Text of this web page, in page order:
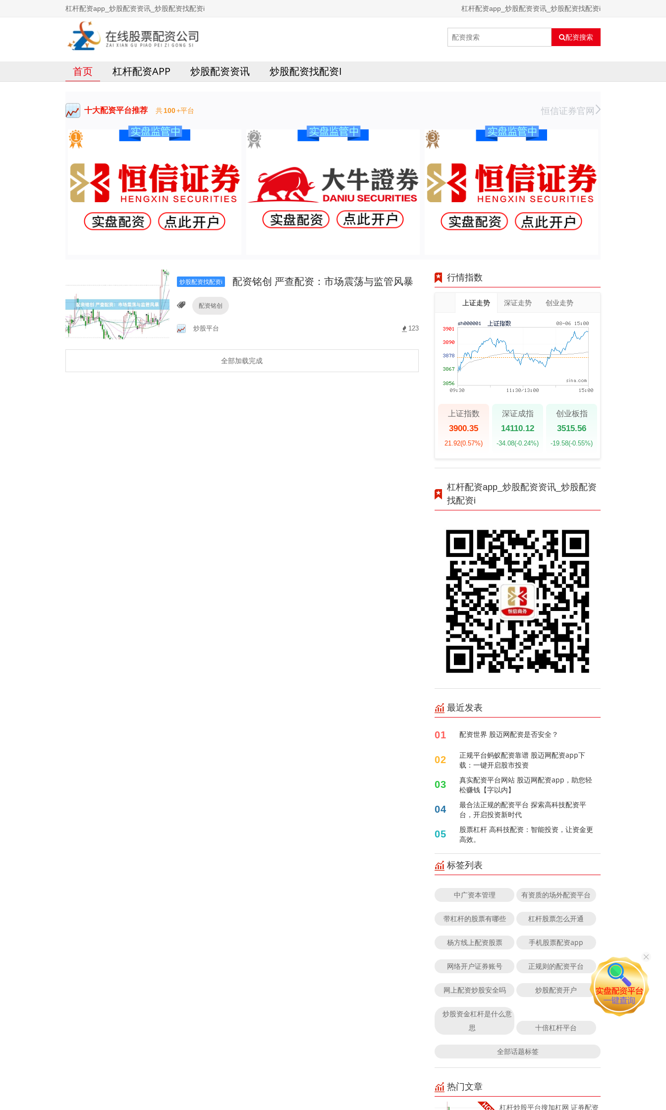
杠杆配资app_炒股配资资讯_炒股配资找配资i 杠杆配资app_炒股配资资讯_炒股配资找配资i
配资搜索
首页 杠杆配资APP 炒股配资资讯 炒股配资找配资I
十大配资平台推荐 共100+平台 恒信证券官网
炒股配资找配资i 配资铭创 严查配资：市场震荡与监管风暴
配资铭创
炒股平台 123
全部加载完成
行情指数
上证走势 深证走势 创业走势
上证指数
3900.35
21.92(0.57%)
深证成指
14110.12
-34.08(-0.24%)
创业板指
3515.56
-19.58(-0.55%)
杠杆配资app_炒股配资资讯_炒股配资
找配资i
最近发表
01 配资世界 股迈网配资是否安全？
02
正规平台蚂蚁配资靠谱 股迈网配资app下
载：一键开启股市投资
03
真实配资平台网站 股迈网配资app，助您轻
松赚钱【字以内】
04
最合法正规的配资平台 探索高科技配资平
台，开启投资新时代
05
股票杠杆 高科技配资：智能投资，让资金更
高效。
标签列表
中广资本管理 有资质的场外配资平台
带杠杆的股票有哪些 杠杆股票怎么开通
杨方线上配资股票 手机股票配资app
网络开户证券账号 正规则的配资平台
网上配资炒股安全吗 炒股配资开户
炒股资金杠杆是什么意
思
十倍杠杆平台
全部话题标签
热门文章
杠杆炒股平台搜加杠网 证券配资